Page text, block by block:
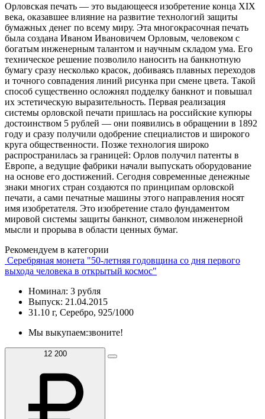
Орловская печать — это выдающееся изобретение конца XIX
века, оказавшее влияние на развитие технологий защиты
бумажных денег по всему миру. Эта многокрасочная печать
была создана Иваном Ивановичем Орловым, человеком с
богатым инженерным талантом и научным складом ума. Его
техническое решение позволило наносить на банкнотную
бумагу сразу несколько красок, добиваясь плавных переходов
и точного совпадения линий рисунка при смене цвета. Такой
способ существенно осложнял подделку банкнот и повышал
их эстетическую выразительность. Первая реализация
системы орловской печати пришлась на российские купюры
достоинством 5 рублей — они появились в обращении в 1892
году и сразу получили одобрение специалистов и широкого
круга общественности. Позже технология широко
распространилась за границей: Орлов получил патенты в
Европе, а ведущие фабрики начали выпускать оборудование
на основе его достижений. Сегодня современные денежные
знаки многих стран создаются по принципам орловской
печати, а сами печатные машины этого направления носят
имя изобретателя. Это изобретение стало фундаментом
мировой системы защиты банкнот, символом инженерной
мысли и прорыва в области ценных бумаг.
Рекомендуем в категории
Серебряная монета "50-летняя годовщина со дня первого
выхода человека в открытый космос"
Номинал: 3 рубля
Выпуск: 21.04.2015
31.10 г, Серебро, 925/1000
Мы выкупаем:звоните!
12 200